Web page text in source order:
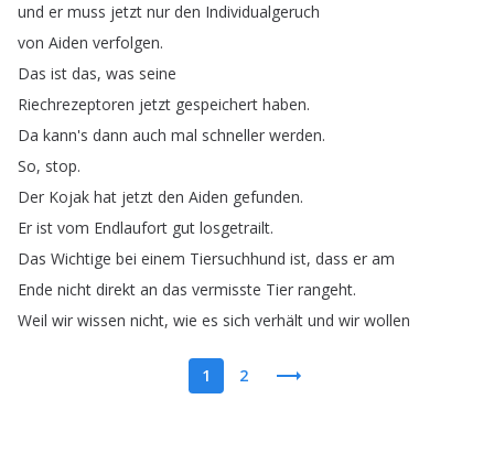
und er muss jetzt nur den Individualgeruch
von Aiden verfolgen.
Das ist das, was seine
Riechrezeptoren jetzt gespeichert haben.
Da kann's dann auch mal schneller werden.
So, stop.
Der Kojak hat jetzt den Aiden gefunden.
Er ist vom Endlaufort gut losgetrailt.
Das Wichtige bei einem Tiersuchhund ist, dass er am
Ende nicht direkt an das vermisste Tier rangeht.
Weil wir wissen nicht, wie es sich verhält und wir wollen
1 2